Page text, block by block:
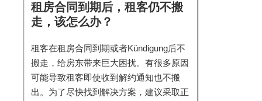
租房合同到期后，租客仍不搬
走，该怎么办？
租客在租房合同到期或者Kündigung后不
搬走，给房东带来巨大困扰。有很多原因
可能导致租客即使收到解约通知也不搬
出。为了尽快找到解决方案，建议采取正